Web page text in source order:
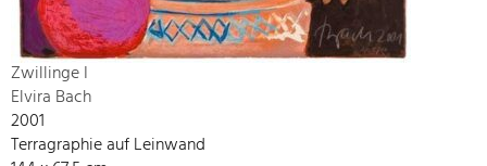
Zwillinge I
Elvira Bach
2001
Terragraphie auf Leinwand